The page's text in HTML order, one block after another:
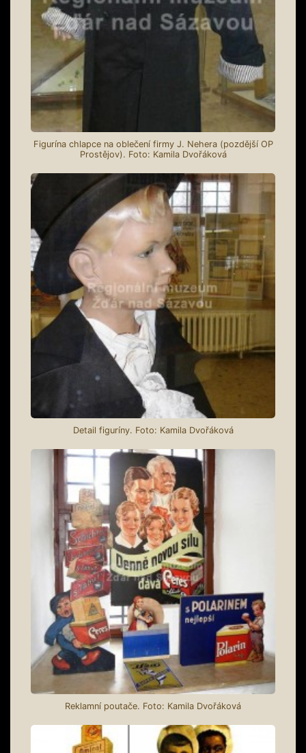
Figurína chlapce na oblečení firmy J. Nehera (pozdější OP
Prostějov). Foto: Kamila Dvořáková
Detail figuríny. Foto: Kamila Dvořáková
Reklamní poutače. Foto: Kamila Dvořáková